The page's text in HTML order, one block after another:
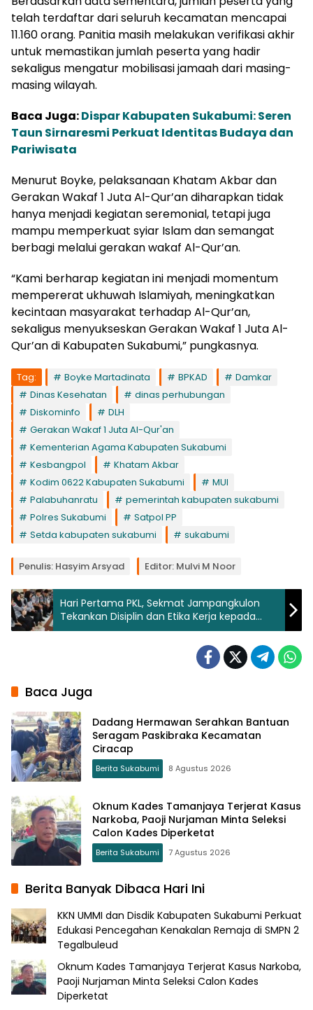
telah terdaftar dari seluruh kecamatan mencapai
11.160 orang. Panitia masih melakukan verifikasi akhir
untuk memastikan jumlah peserta yang hadir
sekaligus mengatur mobilisasi jamaah dari masing-
masing wilayah.
Baca Juga:Dispar Kabupaten Sukabumi: Seren
Taun Sirnaresmi Perkuat Identitas Budaya dan
Pariwisata
Menurut Boyke, pelaksanaan Khatam Akbar dan
Gerakan Wakaf 1 Juta Al-Qur’an diharapkan tidak
hanya menjadi kegiatan seremonial, tetapi juga
mampu memperkuat syiar Islam dan semangat
berbagi melalui gerakan wakaf Al-Qur’an.
“Kami berharap kegiatan ini menjadi momentum
mempererat ukhuwah Islamiyah, meningkatkan
kecintaan masyarakat terhadap Al-Qur’an,
sekaligus menyukseskan Gerakan Wakaf 1 Juta Al-
Qur’an di Kabupaten Sukabumi,” pungkasnya.
Tag: Boyke Martadinata BPKAD
Damkar
Dinas Kesehatan
dinas perhubungan
Diskominfo
DLH
Gerakan Wakaf 1 Juta Al-Qur'an
Kementerian Agama Kabupaten Sukabumi
Kesbangpol
Khatam Akbar
Kodim 0622 Kabupaten Sukabumi
MUI
Palabuhanratu
pemerintah kabupaten sukabumi
Polres Sukabumi
Satpol PP
Setda kabupaten sukabumi
sukabumi
Penulis: Hasyim Arsyad Editor: Mulvi M Noor
Hari Pertama PKL, Sekmat Jampangkulon
Tekankan Disiplin dan Etika Kerja kepada
Siswa SMK
Baca Juga
Dadang Hermawan Serahkan Bantuan
Seragam Paskibraka Kecamatan
Ciracap
Berita Sukabumi 8 Agustus 2026
Oknum Kades Tamanjaya Terjerat Kasus
Narkoba, Paoji Nurjaman Minta Seleksi
Calon Kades Diperketat
Berita Sukabumi 7 Agustus 2026
Berita Banyak Dibaca Hari Ini
KKN UMMI dan Disdik Kabupaten Sukabumi Perkuat
Edukasi Pencegahan Kenakalan Remaja di SMPN 2
Tegalbuleud
Oknum Kades Tamanjaya Terjerat Kasus Narkoba,
Paoji Nurjaman Minta Seleksi Calon Kades
Diperketat